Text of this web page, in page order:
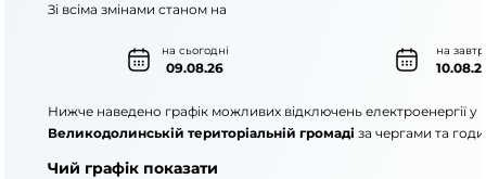
на сьогодні
09.08.26
на
Зі всіма змінами станом на
Нижче наведено графік можливих відключень електроенергії у
Великодолинській територіальній громаді за чергами та
Чий графік показати